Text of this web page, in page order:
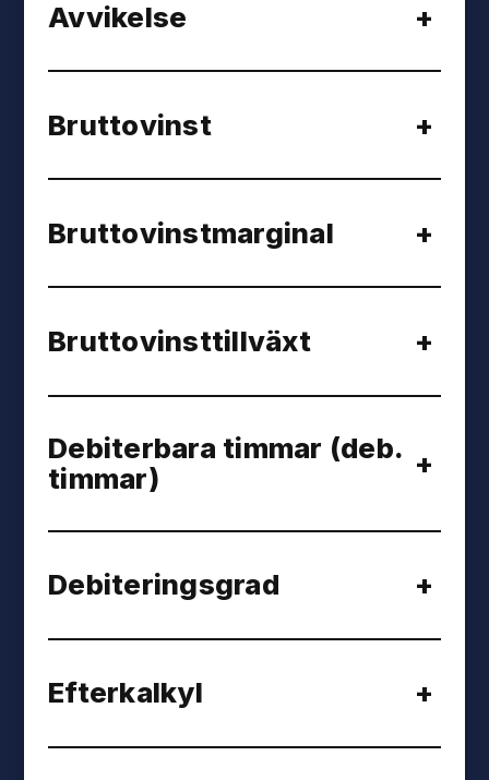
Avvikelse +
Bruttovinst +
Bruttovinstmarginal +
Bruttovinsttillväxt +
Debiterbara timmar (deb.
timmar)
+
Debiteringsgrad +
Efterkalkyl +